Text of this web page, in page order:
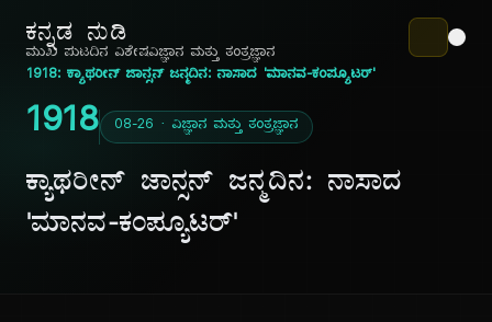
ಕನ್ನಡ ನುಡಿ
ಮುಖ ಪುಟದಿನ ವಿಶೇಷವಿಜ್ಞಾನ ಮತ್ತು ತಂತ್ರಜ್ಞಾನ
1918: ಕ್ಯಾಥರೀನ್ ಜಾನ್ಸನ್ ಜನ್ಮದಿನ: ನಾಸಾದ 'ಮಾನವ-ಕಂಪ್ಯೂಟರ್'
1918 08-26 · ವಿಜ್ಞಾನ ಮತ್ತು ತಂತ್ರಜ್ಞಾನ
ಕ್ಯಾಥರೀನ್ ಜಾನ್ಸನ್ ಜನ್ಮದಿನ: ನಾಸಾದ
'ಮಾನವ-ಕಂಪ್ಯೂಟರ್'